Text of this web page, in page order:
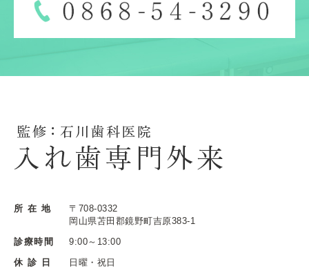
所 在 地
〒708-0332
岡山県苫田郡鏡野町吉原383-1
診療時間
9:00～13:00
休 診 日
日曜・祝日